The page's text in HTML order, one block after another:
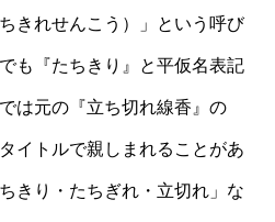
きれせんこう）」という呼び
も『たちきり』と平仮名表記
は元の『立ち切れ線香』の
イトルで親しまれることがあ
きり・たちぎれ・立切れ」な